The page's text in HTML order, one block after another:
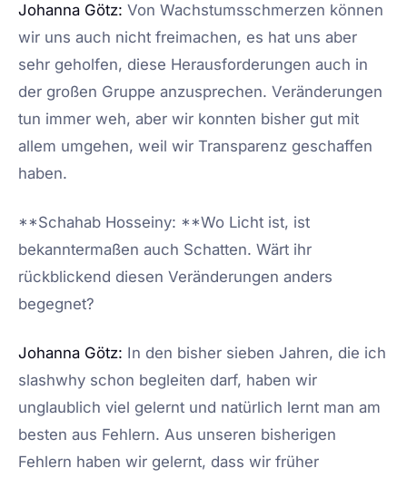
Johanna Götz: Von Wachstumsschmerzen können
wir uns auch nicht freimachen, es hat uns aber
sehr geholfen, diese Herausforderungen auch in
der großen Gruppe anzusprechen. Veränderungen
tun immer weh, aber wir konnten bisher gut mit
allem umgehen, weil wir Transparenz geschaffen
haben.
**Schahab Hosseiny: **Wo Licht ist, ist
bekanntermaßen auch Schatten. Wärt ihr
rückblickend diesen Veränderungen anders
begegnet?
Johanna Götz: In den bisher sieben Jahren, die ich
slashwhy schon begleiten darf, haben wir
unglaublich viel gelernt und natürlich lernt man am
besten aus Fehlern. Aus unseren bisherigen
Fehlern haben wir gelernt, dass wir früher